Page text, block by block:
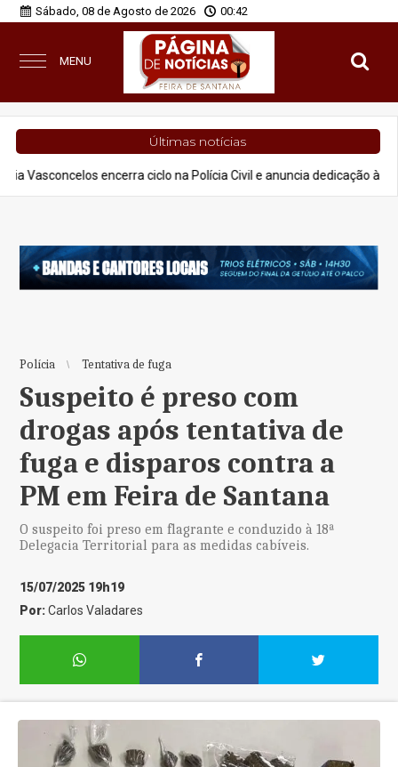
Sábado, 08 de Agosto de 2026 00:42
MENU
Últimas notícias
encerra ciclo na Polícia Civil e anuncia dedicação à advocacia e
Polícia Tentativa de fuga
Suspeito é preso com
drogas após tentativa de
fuga e disparos contra a
PM em Feira de Santana
O suspeito foi preso em flagrante e conduzido à 18ª
Delegacia Territorial para as medidas cabíveis.
15/07/2025 19h19
Por:Carlos Valadares